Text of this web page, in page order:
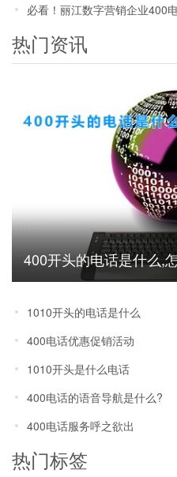
必看！丽江数字营销企业400
热门资讯
400开头的电话是什么,
1010开头的电话是什么
400电话优惠促销活动
1010开头是什么电话
400电话的语音导航是什么?
400电话服务呼之欲出
热门标签